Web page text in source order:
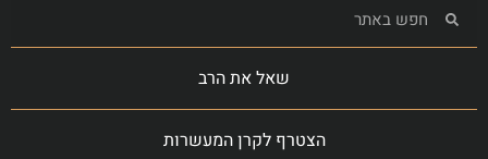
שאל את הרב
הצטרף לקרן המעשרות